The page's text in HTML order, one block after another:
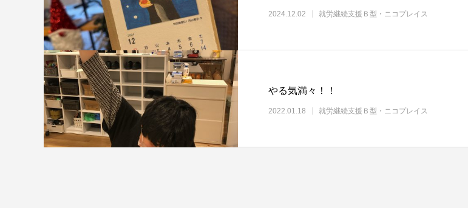
2024.12.02 就労継続支援Ｂ型・ニコプレイス
やる気満々！！
2022.01.18 就労継続支援Ｂ型・ニコプレイス